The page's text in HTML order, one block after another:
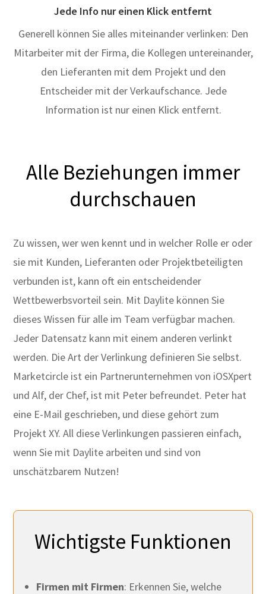
Jede Info nur einen Klick entfernt
Generell können Sie alles miteinander verlinken: Den
Mitarbeiter mit der Firma, die Kollegen untereinander,
den Lieferanten mit dem Projekt und den
Entscheider mit der Verkaufschance. Jede
Information ist nur einen Klick entfernt.
Alle Beziehungen immer
durchschauen
Zu wissen, wer wen kennt und in welcher Rolle er oder
sie mit Kunden, Lieferanten oder Projektbeteiligten
verbunden ist, kann oft ein entscheidender
Wettbewerbsvorteil sein. Mit Daylite können Sie
dieses Wissen für alle im Team verfügbar machen.
Jeder Datensatz kann mit einem anderen verlinkt
werden. Die Art der Verlinkung definieren Sie selbst.
Marketcircle ist ein Partnerunternehmen von iOSXpert
und Alf, der Chef, ist mit Peter befreundet. Peter hat
eine E-Mail geschrieben, und diese gehört zum
Projekt XY. All diese Verlinkungen passieren einfach,
wenn Sie mit Daylite arbeiten und sind von
unschätzbarem Nutzen!
Wichtigste Funktionen
Firmen mit Firmen: Erkennen Sie, welche